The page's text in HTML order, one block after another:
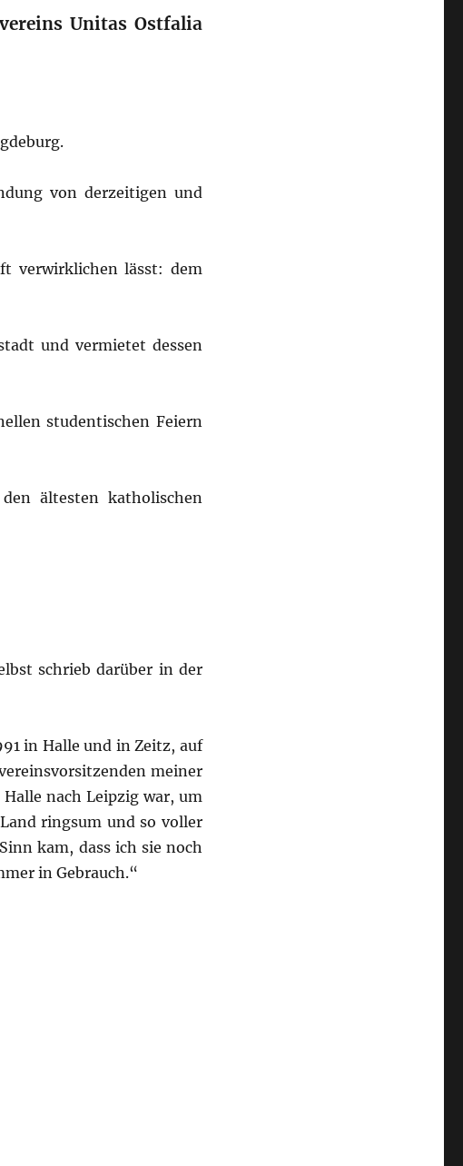
Unitas Ostfalia
von derzeitigen und
verwirklichen lässt: dem
und vermietet dessen
studentischen Feiern
ältesten katholischen
schrieb darüber in der
in Halle und in Zeitz, auf
meiner
nach Leipzig war, um
ringsum und so voller
kam, dass ich sie noch
in Gebrauch.“